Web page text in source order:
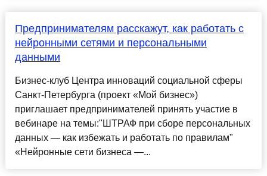
Предпринимателям расскажут, как работать с
нейронными сетями и персональными
данными
Бизнес-клуб Центра инноваций социальной сферы
Санкт-Петербурга (проект «Мой бизнес»)
приглашает предпринимателей принять участие в
вебинаре на темы:"ШТРАФ при сборе персональных
данных — как избежать и работать по правилам"
«Нейронные сети бизнеса —...